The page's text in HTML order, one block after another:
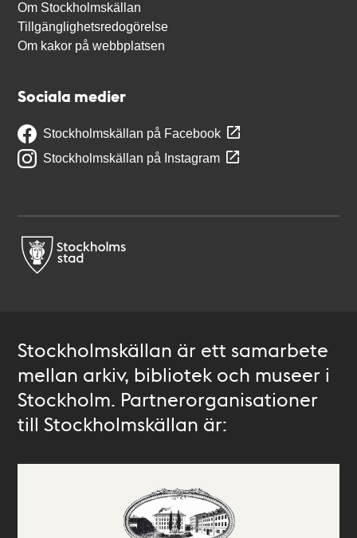
Om Stockholmskällan
Tillgänglighetsredogörelse
Om kakor på webbplatsen
Sociala medier
Stockholmskällan på Facebook
Stockholmskällan på Instagram
Stockholmskällan är ett samarbete
mellan arkiv, bibliotek och museer i
Stockholm. Partnerorganisationer
till Stockholmskällan är: